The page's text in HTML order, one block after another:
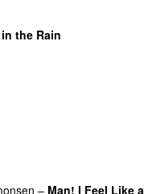
the Rain
– Man! I Feel Like a